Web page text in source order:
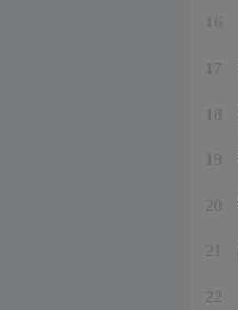
16
17
18
19
20
21
22